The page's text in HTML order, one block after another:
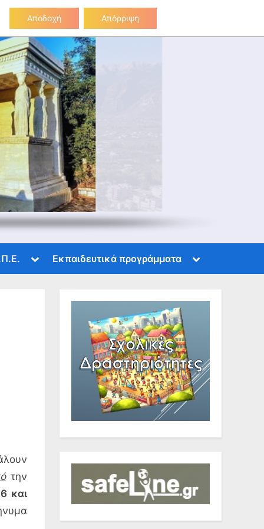
Toggle
menu
Εκπαιδευτικά προγράμματα
Toggle
menu
την
και
Αποδοχή Απόρριψη